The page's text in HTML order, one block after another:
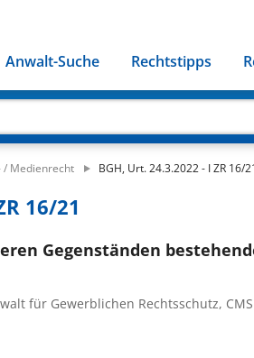
Anwalt-Suche Rechtstipps
/ Medienrecht BGH, Urt. 24.3.2022 - I ZR 16/
16/21
Gegenständen
für Gewerblichen Rechtsschutz,